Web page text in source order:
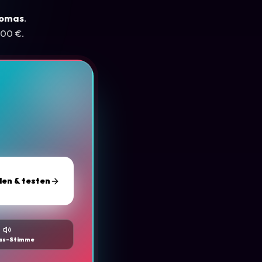
.
€.
& testen
Stimme